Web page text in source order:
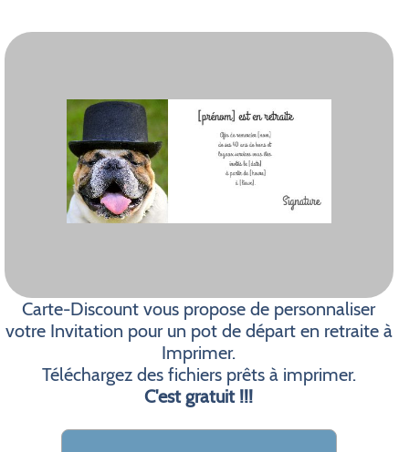
Carte-Discount vous propose de personnaliser
votre Invitation pour un pot de départ en retraite à
Imprimer.
Téléchargez des fichiers prêts à imprimer.
C'est gratuit !!!